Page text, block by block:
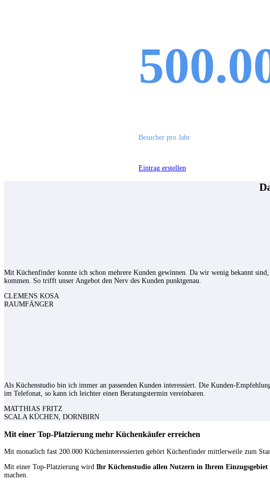
Besucher pro Jahr
Eintrag erstellen
Mit Küchenfinder konnte ich schon mehrere Kunden gewinnen. Da wir wenig bekannt
kommen. So trifft unser Angebot den Nerv des Kunden punktgenau.
CLEMENS KOSA
RAUMFÄNGER
Als Küchenstudio bin ich immer an passenden Kunden interessiert. Die Kunden-
im Telefonat, so kann ich leichter einen Beratungstermin vereinbaren.
MATTHIAS FRITZ
SCALA KÜCHEN, DORNBIRN
Mit einer Top-Platzierung mehr Küchenkäufer erreichen
Mit monatlich fast 200.000 Kücheninteressierten gehört Küchenfinder mittlerweile zum
Mit einer Top-Platzierung wird Ihr Küchenstudio allen Nutzern in Ihrem
machen.